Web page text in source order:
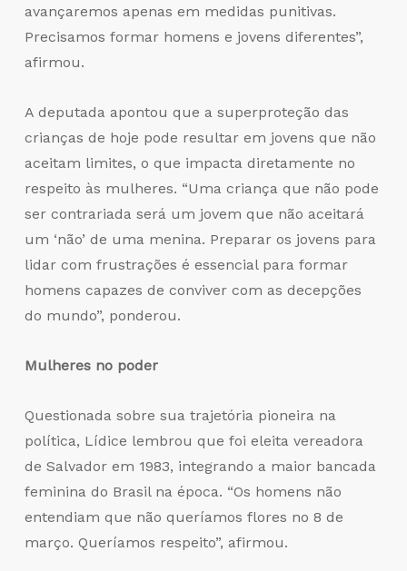
avançaremos apenas em medidas punitivas.
Precisamos formar homens e jovens diferentes”,
afirmou.
A deputada apontou que a superproteção das
crianças de hoje pode resultar em jovens que não
aceitam limites, o que impacta diretamente no
respeito às mulheres. “Uma criança que não pode
ser contrariada será um jovem que não aceitará
um ‘não’ de uma menina. Preparar os jovens para
lidar com frustrações é essencial para formar
homens capazes de conviver com as decepções
do mundo”, ponderou.
Mulheres no poder
Questionada sobre sua trajetória pioneira na
política, Lídice lembrou que foi eleita vereadora
de Salvador em 1983, integrando a maior bancada
feminina do Brasil na época. “Os homens não
entendiam que não queríamos flores no 8 de
março. Queríamos respeito”, afirmou.